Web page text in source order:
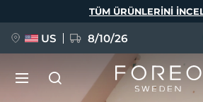
TÜM ÜRÜNLERINI
US 8/10/26